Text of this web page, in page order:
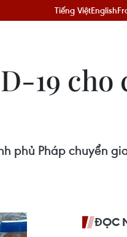
Tiếng ViệtEnglish
19 cho
phủ Pháp chuyển
ĐỌC